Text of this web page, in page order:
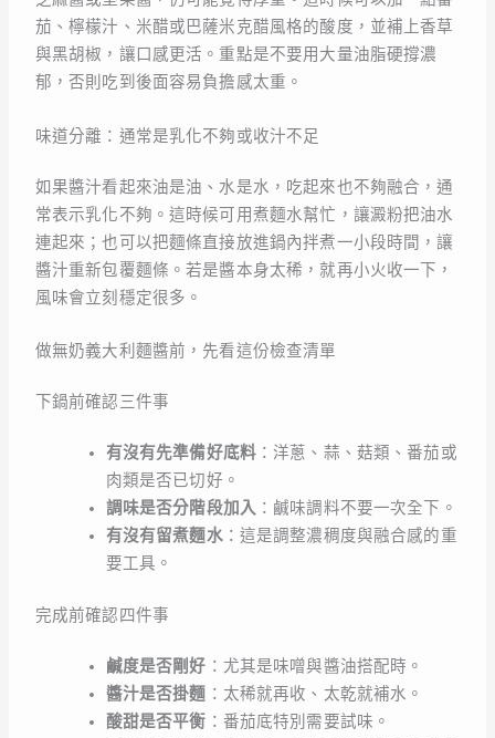
茄、檸檬汁、米醋或巴薩米克醋風格的酸度，並補上香草
與黑胡椒，讓口感更活。重點是不要用大量油脂硬撐濃
郁，否則吃到後面容易負擔感太重。
味道分離：通常是乳化不夠或收汁不足
如果醬汁看起來油是油、水是水，吃起來也不夠融合，通
常表示乳化不夠。這時候可用煮麵水幫忙，讓澱粉把油水
連起來；也可以把麵條直接放進鍋內拌煮一小段時間，讓
醬汁重新包覆麵條。若是醬本身太稀，就再小火收一下，
風味會立刻穩定很多。
做無奶義大利麵醬前，先看這份檢查清單
下鍋前確認三件事
有沒有先準備好底料：洋蔥、蒜、菇類、番茄或
肉類是否已切好。
調味是否分階段加入 ：鹹味調料不要一次全下。
有沒有留煮麵水：這是調整濃稠度與融合感的重
要工具。
完成前確認四件事
鹹度是否剛好 ：尤其是味噌與醬油搭配時。
醬汁是否掛麵 ：太稀就再收、太乾就補水。
酸甜是否平衡 ：番茄底特別需要試味。